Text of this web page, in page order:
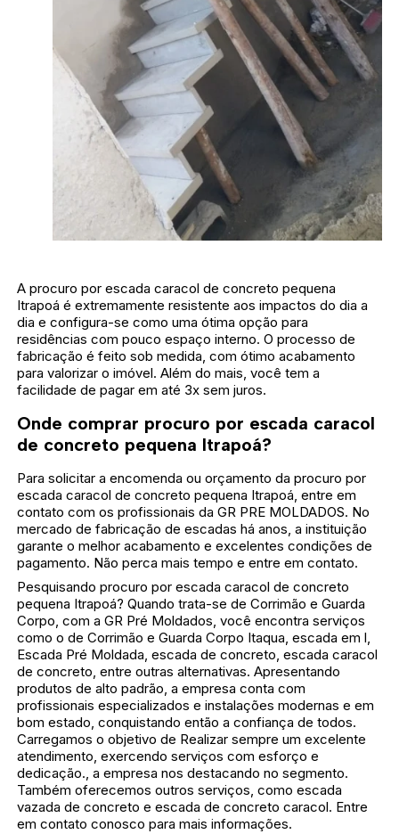
A procuro por escada caracol de concreto pequena
Itrapoá é extremamente resistente aos impactos do dia a
dia e configura-se como uma ótima opção para
residências com pouco espaço interno. O processo de
fabricação é feito sob medida, com ótimo acabamento
para valorizar o imóvel. Além do mais, você tem a
facilidade de pagar em até 3x sem juros.
Onde comprar procuro por escada caracol
de concreto pequena Itrapoá?
Para solicitar a encomenda ou orçamento da procuro por
escada caracol de concreto pequena Itrapoá, entre em
contato com os profissionais da GR PRE MOLDADOS. No
mercado de fabricação de escadas há anos, a instituição
garante o melhor acabamento e excelentes condições de
pagamento. Não perca mais tempo e entre em contato.
Pesquisando procuro por escada caracol de concreto
pequena Itrapoá? Quando trata-se de Corrimão e Guarda
Corpo, com a GR Pré Moldados, você encontra serviços
como o de Corrimão e Guarda Corpo Itaqua, escada em l,
Escada Pré Moldada, escada de concreto, escada caracol
de concreto, entre outras alternativas. Apresentando
produtos de alto padrão, a empresa conta com
profissionais especializados e instalações modernas e em
bom estado, conquistando então a confiança de todos.
Carregamos o objetivo de Realizar sempre um excelente
atendimento, exercendo serviços com esforço e
dedicação., a empresa nos destacando no segmento.
Também oferecemos outros serviços, como escada
vazada de concreto e escada de concreto caracol. Entre
em contato conosco para mais informações.